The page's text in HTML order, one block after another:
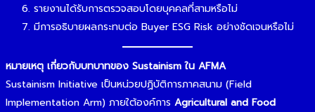
รายงานได้รับการตรวจสอบโดยบุคคลที่สามหรือไม่
มีการอธิบายผลกระทบต่อ Buyer ESG Risk อย่างชัดเจนหรือไม่
หมายเหตุ เกี่ยวกับบทบาทของ Sustainism ใน AFMA
Sustainism Initiative เป็นหน่วยปฏิบัติการภาคสนาม (Field
Implementation Arm) ภายใต้องค์การ Agricultural and Food